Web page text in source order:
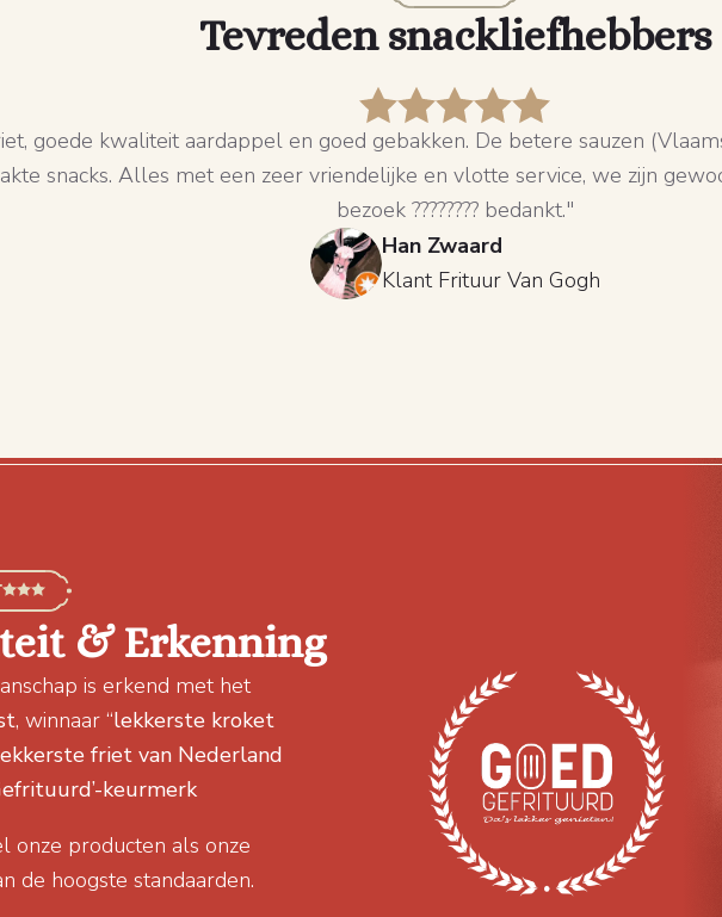
Tevreden snackliefhebbers
goede kwaliteit aardappel en goed gebakken. De betere sauzen
snacks. Alles met een zeer vriendelijke en vlotte service, we zijn
bezoek ???????? bedankt."
Han Zwaard
Klant Frituur Van Gogh
& Erkenning
is erkend met het
, winnaar “lekkerste kroket
friet van Nederland
keurmerk
onze producten als onze
de hoogste standaarden.